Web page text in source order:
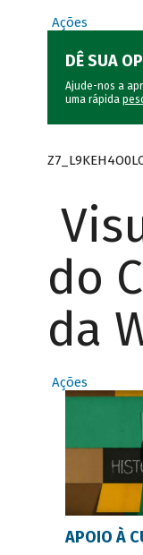
Ações
DÊ SUA
Ajude-nos a
uma rápida
do
da
Ações
APOIO À